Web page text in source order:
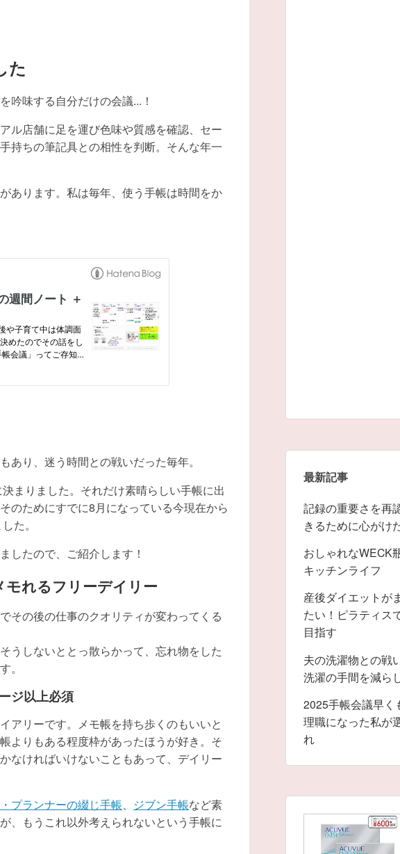
た
吟味する自分だけの会議...！
ル店舗に足を運び色味や質感を確認、セー
持ちの筆記具との相性を判断。そんな年一
あります。私は毎年、使う手帳は時間をか
あり、迷う時間との戦いだった毎年。
まりました。それだけ素晴らしい手帳に出
のためにすでに8月になっている今現在から
た。
したので、ご紹介します！
れるフリーデイリー
その後の仕事のクオリティが変わってくる
うしないととっ散らかって、忘れ物をした
。
ジ以上必須
アリーです。メモ帳を持ち歩くのもいいと
よりもある程度枠があったほうが好き。そ
なければいけないこともあって、デイリー
プランナーの綴じ手帳、 ジブン手帳など素
、もうこれ以外考えられないという手帳に
最新記事
記録の重要さを再
きるために心がけ
おしゃれなWECK
キッチンライフ
産後ダイエットが
たい！ピラティス
目指す
夫の洗濯物との戦
洗濯の手間を減ら
2025手帳会議早く
理職になった私が
れ